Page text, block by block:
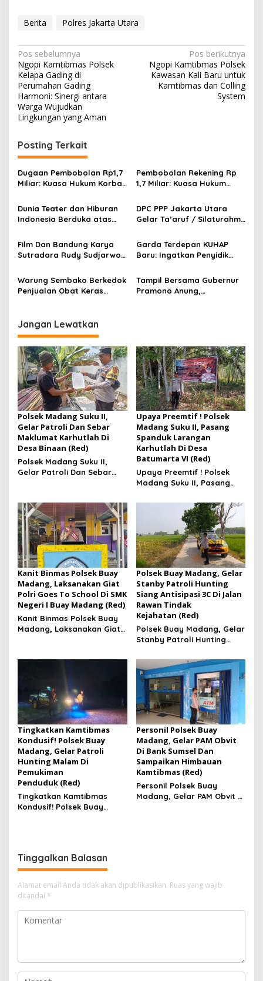
Berita Polres Jakarta Utara
N
a
v
i
g
a
s
i
p
o
s
Pos sebelumnya
Ngopi Kamtibmas Polsek
Kelapa Gading di
Perumahan Gading
Harmoni: Sinergi antara
Warga Wujudkan
Lingkungan yang Aman
Pos berikutnya
Ngopi Kamtibmas Polsek
Kawasan Kali Baru untuk
Kamtibmas dan Colling
System
Posting Terkait
Dugaan Pembobolan Rp1,7
Miliar: Kuasa Hukum Korban
Keterlibatan Internal Bank
Aladin Syariah
Pembobolan Rekening Rp
1,7 Miliar: Kuasa Hukum
Pihak Internal Bank Aladin
Syariah
Dunia Teater dan Hiburan
Indonesia Berduka atas
Diding Boneng
DPC PPP Jakarta Utara
Gelar Ta’aruf / Silaturahmi
Pengurus Baru, Fokus
Konsolidasi Jelang
Musancab 13 September
Film Dan Bandung Karya
Sutradara Rudy Sudjarwo:
Secara Luas Mulai 20
Agustus 2026
Garda Terdepan KUHAP
Baru: Ingatkan Penyidik
Bersalah
Warung Sembako Berkedok
Penjualan Obat Keras
Tampil Bersama Gubernur
Pramono Anung,
Jangan Lewatkan
Polsek Madang Suku II,
Gelar Patroli Dan Sebar
Maklumat Karhutlah Di
Desa Binaan (Red)
Polsek Madang Suku II,
Gelar Patroli Dan Sebar
Upaya Preemtif ! Polsek
Madang Suku II, Pasang
Spanduk Larangan
Karhutlah Di Desa
Batumarta VI (Red)
Upaya Preemtif ! Polsek
Madang Suku II, Pasang
Karhutlah Di Desa
Batumarta VI
Kanit Binmas Polsek Buay
Madang, Laksanakan Giat
Polri Goes To School Di SMK
Negeri I Buay Madang (Red)
Kanit Binmas Polsek Buay
Madang, Laksanakan Giat
Polsek Buay Madang, Gelar
Stanby Patroli Hunting
Siang Antisipasi 3C Di Jalan
Rawan Tindak
Kejahatan (Red)
Polsek Buay Madang, Gelar
Stanby Patroli Hunting
Rawan Tindak Kejahatan
Tingkatkan Kamtibmas
Kondusif! Polsek Buay
Madang, Gelar Patroli
Hunting Malam Di
Pemukiman
Penduduk (Red)
Tingkatkan Kamtibmas
Kondusif! Polsek Buay
Personil Polsek Buay
Madang, Gelar PAM Obvit
Di Bank Sumsel Dan
Sampaikan Himbauan
Kamtibmas (Red)
Personil Polsek Buay
Madang, Gelar PAM Obvit Di
Tinggalkan Balasan
Alamat email Anda tidak akan dipublikasikan. Ruas yang wajib
ditandai *